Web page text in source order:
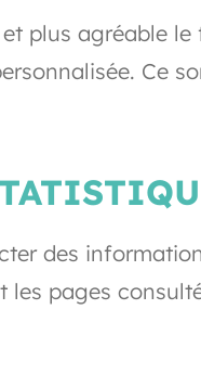
plus agréable
Ce
des
pages